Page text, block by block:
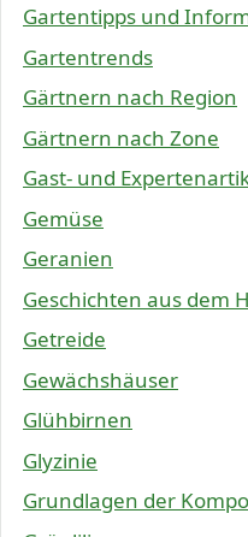
Gartentipps und
Gartentrends
Gärtnern nach Region
Gärtnern nach Zone
Gast- und
Gemüse
Geranien
Geschichten aus dem
Getreide
Gewächshäuser
Glühbirnen
Glyzinie
Grundlagen der